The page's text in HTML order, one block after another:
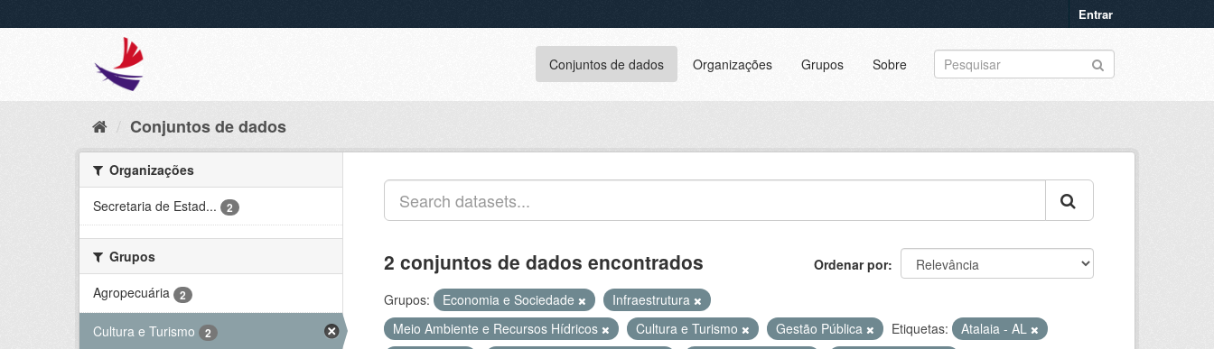
Entrar
Conjuntos de dados Organizações Grupos Sobre
Conjuntos de dados
Organizações
Secretaria de Estad...
2
Grupos
Agropecuária
2
Cultura e Turismo 2
Ordenar por
2 conjuntos de dados encontrados
Grupos: Economia e Sociedade
Infraestrutura
Meio Ambiente e Recursos Hídricos
Cultura e Turismo Gestão Pública Etiquetas:
Atalaia - AL